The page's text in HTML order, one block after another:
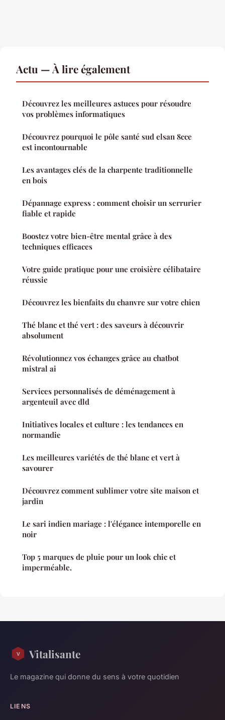
Actu — À lire également
Découvrez les meilleures astuces pour résoudre
vos problèmes informatiques
Découvrez pourquoi le pôle santé sud elsan 8cce
est incontournable
Les avantages clés de la charpente traditionnelle
en bois
Dépannage express : comment choisir un serrurier
fiable et rapide
Boostez votre bien-être mental grâce à des
techniques efficaces
Votre guide pratique pour une croisière célibataire
réussie
Découvrez les bienfaits du chanvre sur votre chien
Thé blanc et thé vert : des saveurs à découvrir
absolument
Révolutionnez vos échanges grâce au chatbot
mistral ai
Services personnalisés de déménagement à
argenteuil avec dld
Initiatives locales et culture : les tendances en
normandie
Les meilleures variétés de thé blanc et vert à
savourer
Découvrez comment sublimer votre site maison et
jardin
Le sari indien mariage : l'élégance intemporelle en
noir
Top 5 marques de pluie pour un look chic et
imperméable.
Vitalisante
Le magazine qui donne du sens à votre quotidien
LIENS